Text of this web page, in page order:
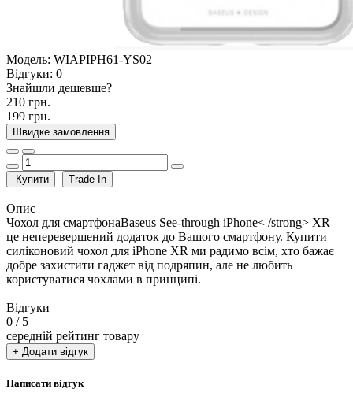
Модель: WIAPIPH61-YS02
Відгуки: 0
Знайшли дешевше?
210 грн.
199 грн.
Швидке замовлення
Купити Trade In
Опис
Чохол для смартфонаBaseus See-through iPhone< /strong> XR —
це неперевершений додаток до Вашого смартфону. Купити
силіконовий чохол для iPhone XR ми радимо всім, хто бажає
добре захистити гаджет від подряпин, але не любить
користуватися чохлами в принципі.
Відгуки
0 / 5
середній рейтинг товару
+ Додати відгук
Написати відгук